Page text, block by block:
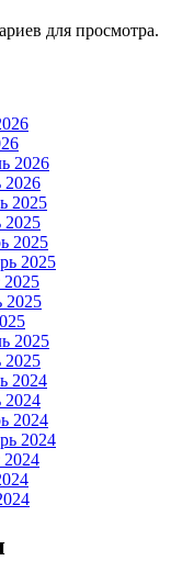
для просмотра.
2026
2026
2025
2025
2025
2025
2025
2025
2025
2025
2024
2024
2024
2024
2024